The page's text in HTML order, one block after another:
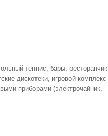
теннис, бары, ресторанчик
дискотеки, игровой комплекс
приборами (электрочайник,